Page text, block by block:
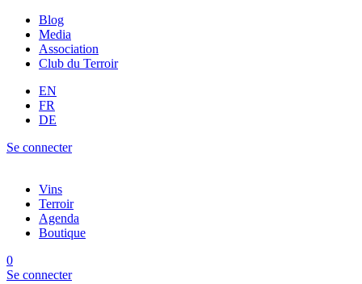
Blog
Media
Association
Club du Terroir
EN
FR
DE
Se connecter
Vins
Terroir
Agenda
Boutique
0
Se connecter